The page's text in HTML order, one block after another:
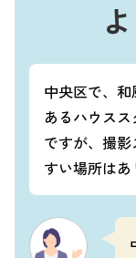
中央区で、
あるハウス
ですが、撮
すい場所はあ